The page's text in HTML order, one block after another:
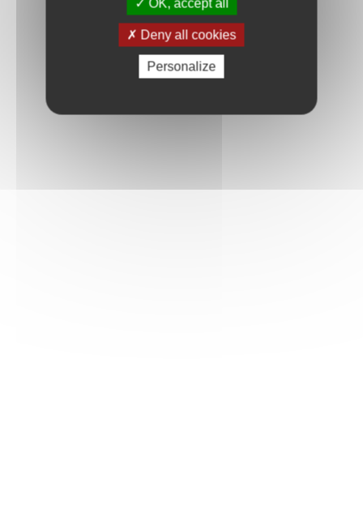
OK, accept all
Deny all cookies
Personalize